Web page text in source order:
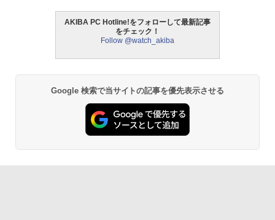
AKIBA PC Hotline!をフォローして最新記事
をチェック！
Follow @watch_akiba
Google 検索で当サイトの記事を優先表示させる